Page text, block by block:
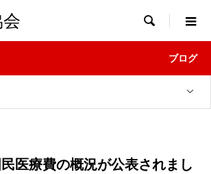

ブログ
医療費の概況が公表されまし